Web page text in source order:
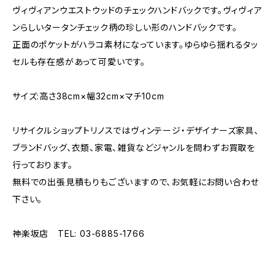
ヴィヴィアンウエストウッドのチェックハンドバックです。ヴィヴィア
ンらしいタータンチェック柄の珍しい形のハンドバックです。
正面のポケットがハラコ素材になっています。ゆらゆら揺れるタッ
セルも存在感があって可愛いです。
サイズ:高さ38cm×幅32cm×マチ10cm
リサイクルショップトリノスではヴィンテージ・デザイナーズ家具、
ブランドバッグ、衣類、家電、雑貨などジャンルを問わずお買取を
行っております。
無料での出張見積もりもございますので、お気軽にお問い合わせ
下さい。
神楽坂店 TEL: 03-6885-1766